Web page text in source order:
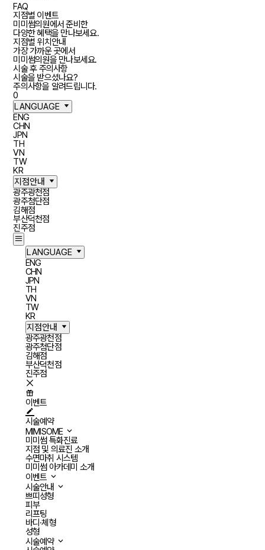
FAQ
지점별 이벤트
미미썸의원에서 준비한
다양한 혜택을 만나보세요.
지점별 위치안내
가장 가까운 곳에서
미미썸의원을 만나보세요.
시술 후 주의사항
시술을 받으셨나요?
주의사항을 알려드립니다.
장바구니
0
LANGUAGE
ENG
CHN
JPN
TH
VN
TW
KR
지점안내
광주광천점
광주첨단점
김해점
부산덕천점
진주점
LANGUAGE
ENG
CHN
JPN
TH
VN
TW
KR
지점안내
광주광천점
광주첨단점
김해점
부산덕천점
진주점
이벤트
시술예약
MIMISOME
미미썸 특화진료
지점 및 의료진 소개
수면마취 시스템
미미썸 아카데미 소개
이벤트
시술안내
쁘띠성형
피부
리프팅
바디·체형
성형
시술예약